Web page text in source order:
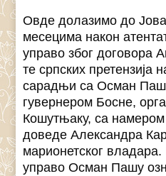
Овде долазимо до
месецима након
управо због договора
те српских претензија
сарадњи са Осман
гувернером Босне,
Кошутњаку, са
доведе Александра
марионетског
управо Осман Пашу